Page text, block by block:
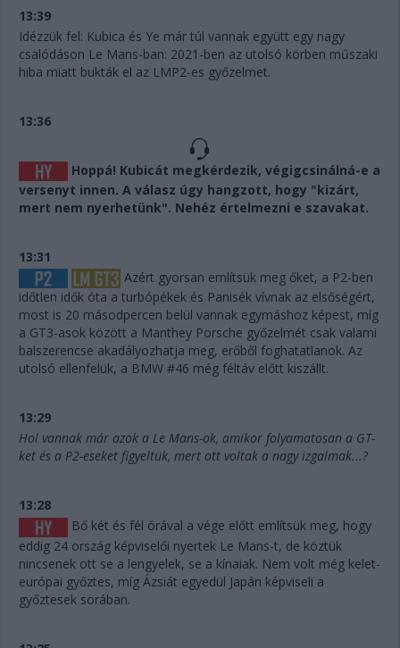
13:39
Idézzük fel: Kubica és Ye már túl vannak együtt egy nagy
csalódáson Le Mans-ban: 2021-ben az utolsó körben műszaki
hiba miatt bukták el az LMP2-es győzelmet.
13:36
Hoppá! Kubicát megkérdezik, végigcsinálná-e a
versenyt innen. A válasz úgy hangzott, hogy "kizárt,
mert nem nyerhetünk". Nehéz értelmezni e szavakat.
13:31
Azért gyorsan említsük meg őket, a P2-ben
időtlen idők óta a turbópékek és Panisék vívnak az elsőségért,
most is 20 másodpercen belül vannak egymáshoz képest, míg
a GT3-asok között a Manthey Porsche győzelmét csak valami
balszerencse akadályozhatja meg, erőből foghatatlanok. Az
utolsó ellenfelük, a BMW #46 még féltáv előtt kiszállt.
13:29
Hol vannak már azok a Le Mans-ok, amikor folyamatosan a GT-
ket és a P2-eseket figyeltük, mert ott voltak a nagy izgalmak...?
13:28
Bő két és fél órával a vége előtt említsük meg, hogy
eddig 24 ország képviselői nyertek Le Mans-t, de köztük
nincsenek ott se a lengyelek, se a kínaiak. Nem volt még kelet-
európai győztes, míg Ázsiát egyedül Japán képviseli a
győztesek sorában.